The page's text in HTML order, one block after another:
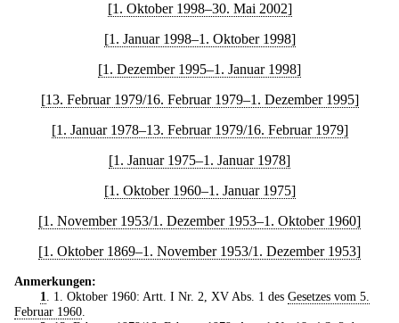
[1. Oktober 1998–30. Mai 2002]
[1. Januar 1998–1. Oktober 1998]
[1. Dezember 1995–1. Januar 1998]
[13. Februar 1979/16. Februar 1979–1. Dezember 1995]
[1. Januar 1978–13. Februar 1979/16. Februar 1979]
[1. Januar 1975–1. Januar 1978]
[1. Oktober 1960–1. Januar 1975]
[1. November 1953/1. Dezember 1953–1. Oktober 1960]
[1. Oktober 1869–1. November 1953/1. Dezember 1953]
Anmerkungen:
1
. 1. Oktober 1960: Artt. I Nr. 2, XV Abs. 1 des Gesetzes vom 5.
Februar 1960